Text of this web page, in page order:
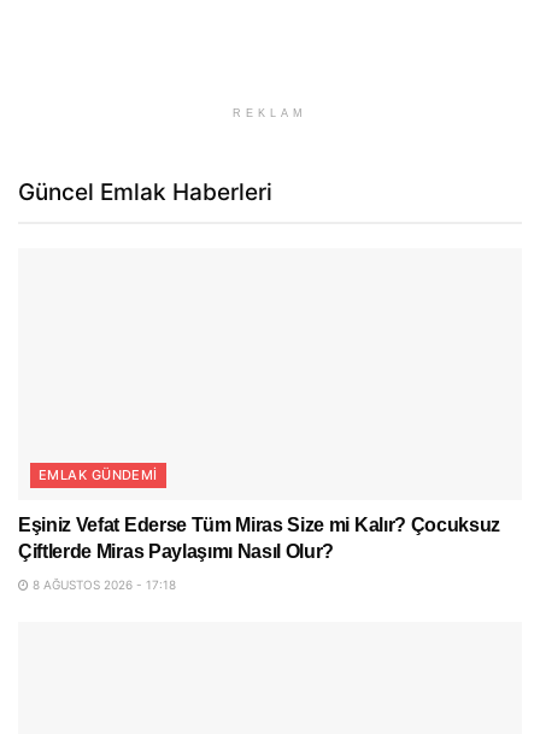
REKLAM
Güncel Emlak Haberleri
EMLAK GÜNDEMI
Eşiniz Vefat Ederse Tüm Miras Size mi Kalır? Çocuksuz
Çiftlerde Miras Paylaşımı Nasıl Olur?
8 AĞUSTOS 2026 - 17:18